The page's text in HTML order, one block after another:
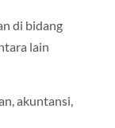
di bidang
lain
akuntansi,